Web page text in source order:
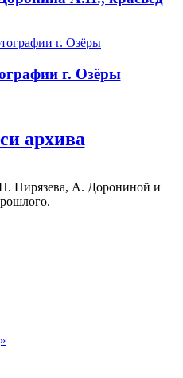
г. Озёры
архива
Пирязева, А. Дорониной и